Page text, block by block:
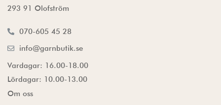
293 91 Olofström
070-605 45 28
info@garnbutik.se
Vardagar: 16.00-18.00
Lördagar: 10.00-13.00
Om oss